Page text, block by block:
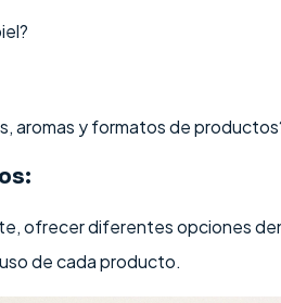
aromas y formatos de
ofrecer diferentes opciones
de cada producto.